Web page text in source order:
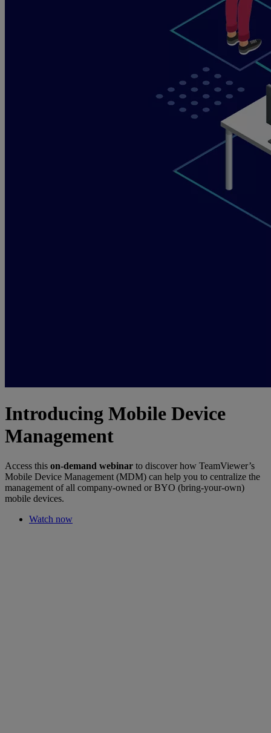
Introducing Mobile Device
Management
Access this on-demand webinar to discover how TeamViewer’s
Mobile Device Management (MDM) can help you to centralize the
management of all company-owned or BYO (bring-your-own)
mobile devices.
Watch now